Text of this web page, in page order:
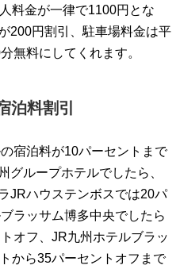
料金が一律で1100円とな
200円割引、駐車場料金は平
無料にしてくれます。
泊料割引
宿泊料が10パーセントまで
グループホテルでしたら、
JRハウステンボスでは20パ
ラッサム博多中央でしたら
オフ、JR九州ホテルブラッ
から35パーセントオフまで